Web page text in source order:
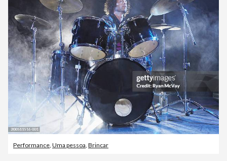
Performance, Uma pessoa, Brincar